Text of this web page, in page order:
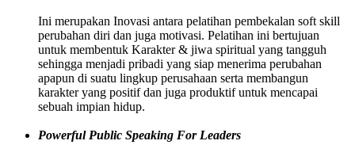
Ini merupakan Inovasi antara pelatihan pembekalan soft skill
perubahan diri dan juga motivasi. Pelatihan ini bertujuan
untuk membentuk Karakter & jiwa spiritual yang tangguh
sehingga menjadi pribadi yang siap menerima perubahan
apapun di suatu lingkup perusahaan serta membangun
karakter yang positif dan juga produktif untuk mencapai
sebuah impian hidup.
Powerful Public Speaking For Leaders